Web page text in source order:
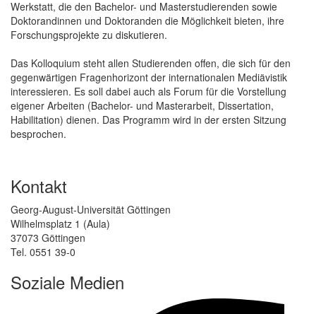
Werkstatt, die den Bachelor- und Masterstudierenden sowie
Doktorandinnen und Doktoranden die Möglichkeit bieten, ihre
Forschungsprojekte zu diskutieren.
Das Kolloquium steht allen Studierenden offen, die sich für den
gegenwärtigen Fragenhorizont der internationalen Mediävistik
interessieren. Es soll dabei auch als Forum für die Vorstellung
eigener Arbeiten (Bachelor- und Masterarbeit, Dissertation,
Habilitation) dienen. Das Programm wird in der ersten Sitzung
besprochen.
Kontakt
Georg-August-Universität Göttingen
Wilhelmsplatz 1 (Aula)
37073 Göttingen
Tel. 0551 39-0
Soziale Medien